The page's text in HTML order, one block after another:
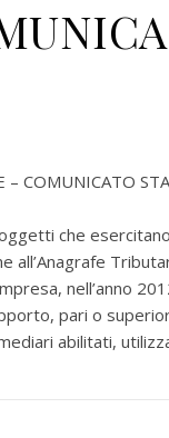
– COMUNICATO
che
all’Anagrafe
nell’anno
pari o
abilitati,